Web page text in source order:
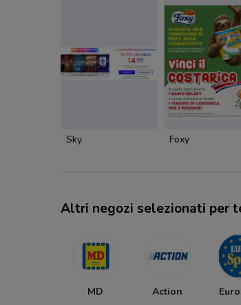
Sky Foxy
Altri negozi selezionati per
MD Action